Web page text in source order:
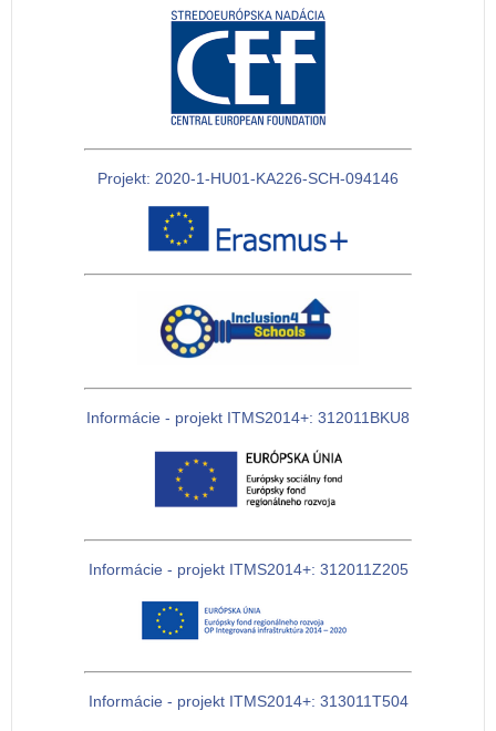
Projekt: 2020-1-HU01-KA226-SCH-094146
Informácie - projekt ITMS2014+: 312011BKU8
Informácie - projekt ITMS2014+: 312011Z205
Informácie - projekt ITMS2014+: 313011T504